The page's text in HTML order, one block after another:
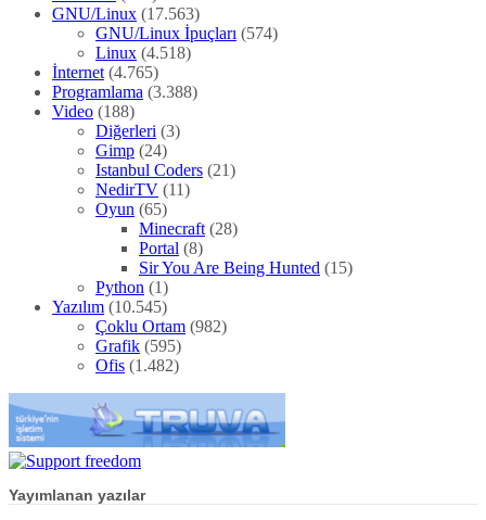
GNU/Linux (17.563)
GNU/Linux İpuçları (574)
Linux (4.518)
İnternet (4.765)
Programlama (3.388)
Video (188)
Diğerleri (3)
Gimp (24)
Istanbul Coders (21)
NedirTV (11)
Oyun (65)
Minecraft (28)
Portal (8)
Sir You Are Being Hunted (15)
Python (1)
Yazılım (10.545)
Çoklu Ortam (982)
Grafik (595)
Ofis (1.482)
Yayımlanan yazılar